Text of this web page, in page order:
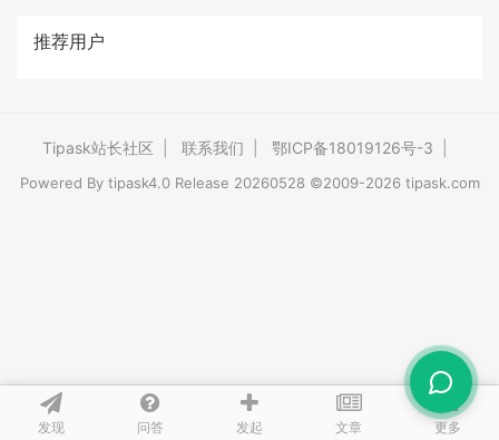
发现 问答 发起 文章 更多
推荐用户
Tipask站长社区 联系我们 鄂ICP备18019126号-3
Powered By tipask4.0Release 20260528 ©2009-2026 tipask.com